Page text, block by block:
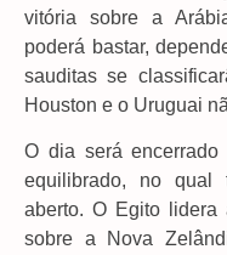
vitória sobre a
poderá bastar,
sauditas se
Houston e o Uruguai
O dia será encerrado
equilibrado, no qual
aberto. O Egito
sobre a Nova